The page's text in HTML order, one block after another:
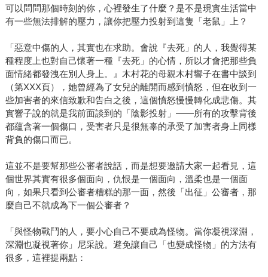
可以問問那個時刻的你，心裡發生了什麼？是不是現實生活當中
有一些無法排解的壓力，讓你把壓力投射到這隻「老鼠」上？
「惡意中傷的人，其實也在求助。會說『去死」的人，我覺得某
種程度上也對自己懷著一種『去死」的心情，所以才會把那些負
面情緒都發洩在別人身上。』木村花的母親木村響子在書中談到
（第XXX頁），她曾經為了女兒的離開而感到憤怒，但在收到一
些加害者的來信致歉和告白之後，這個憤怒慢慢轉化成悲傷。其
實響子說的就是我前面談到的「陰影投射」——所有的攻擊背後
都蘊含著一個傷口，受害者只是很無辜的承受了加害者身上同樣
背負的傷口而已。
這並不是要幫那些公審者說話，而是想要邀請大家一起看見，這
個世界其實有很多個面向，仇恨是一個面向，溫柔也是一個面
向，如果只看到公審者糟糕的那一面，然後「出征」公審者，那
麼自己不就成為下一個公審者？
「與怪物戰鬥的人，要小心自己不要成為怪物。當你凝視深淵，
深淵也凝視著你」尼采說。避免讓自己「也變成怪物」的方法有
很多，這裡提兩點：